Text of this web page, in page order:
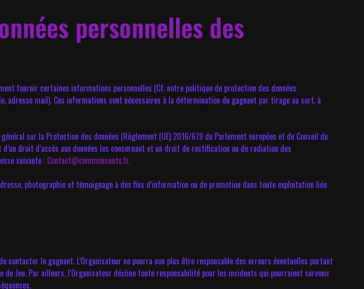
personnelles des
fournir certaines informations personnelles (Cf. notre politique de protection des données
adresse mail). Ces informations sont nécessaires à la détermination du gagnant par tirage au sort, à
sur la Protection des données (Règlement (UE) 2016/679 du Parlement européen et du Conseil du
droit d’accès aux données les concernant et un droit de rectification ou de radiation des
suivante : Contact@commoncents.fr.
photographie et témoignage à des fins d’information ou de promotion dans toute exploitation liée
le gagnant. L’Organisateur ne pourra non plus être responsable des erreurs éventuelles portant
du Jeu. Par ailleurs, l’Organisateur décline toute responsabilité pour les incidents qui pourraient survenir